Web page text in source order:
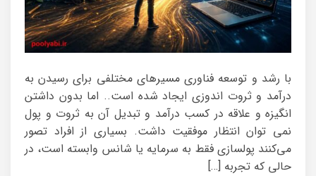
با رشد و توسعه فناوری مسیرهای مختلفی برای رسیدن به
درآمد و ثروت اندوزی ایجاد شده است.. اما بدون داشتن
انگیزه و علاقه در کسب درآمد و تبدیل آن به ثروت و پول
نمی توان انتظار موفقیت داشت. بسیاری از افراد تصور
می‌کنند پولسازی فقط به سرمایه یا شانس وابسته است، در
حالی که تجربه […]